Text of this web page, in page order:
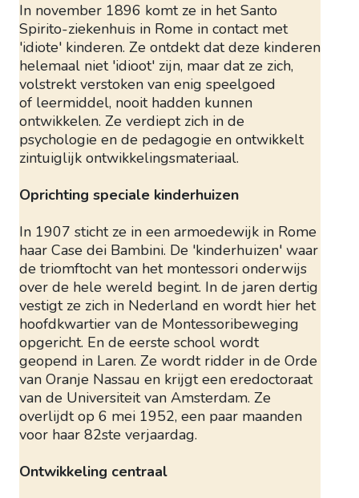
In november 1896 komt ze in het Santo
Spirito-ziekenhuis in Rome in contact met
'idiote' kinderen. Ze ontdekt dat deze kinderen
helemaal niet 'idioot' zijn, maar dat ze zich,
volstrekt verstoken van enig speelgoed
of leermiddel, nooit hadden kunnen
ontwikkelen. Ze verdiept zich in de
psychologie en de pedagogie en ontwikkelt
zintuiglijk ontwikkelingsmateriaal.
Oprichting speciale kinderhuizen
In 1907 sticht ze in een armoedewijk in Rome
haar Case dei Bambini. De 'kinderhuizen' waar
de triomftocht van het montessori onderwijs
over de hele wereld begint. In de jaren dertig
vestigt ze zich in Nederland en wordt hier het
hoofdkwartier van de Montessoribeweging
opgericht. En de eerste school wordt
geopend in Laren. Ze wordt ridder in de Orde
van Oranje Nassau en krijgt een eredoctoraat
van de Universiteit van Amsterdam. Ze
overlijdt op 6 mei 1952, een paar maanden
voor haar 82ste verjaardag.
Ontwikkeling centraal